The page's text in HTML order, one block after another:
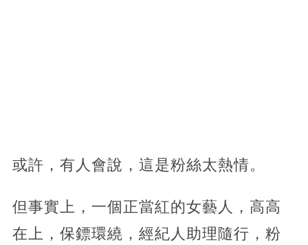
或許，有人會說，這是粉絲太熱情。
但事實上，一個正當紅的女藝人，高高
在上，保鏢環繞，經紀人助理隨行，粉